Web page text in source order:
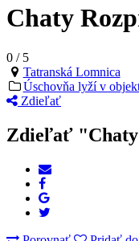
Chaty
0 /5
Tatranská Lomnica
Úschovňa lyží v
Zdieľať
Zdieľať "Chaty